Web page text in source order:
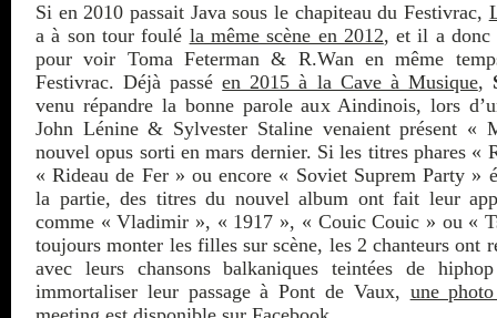
Si en 2010 passait Java sous le chapiteau du Festivrac,
a à son tour foulé la même scène en 2012, et il a donc
pour voir Toma Feterman & R.Wan en même
Festivrac. Déjà passéen 2015 à la Cave à Musique,
venu répandre la bonne parole aux Aindinois, lors
John Lénine & Sylvester Staline venaient présent «
nouvel opus sorti en mars dernier. Si les titres phares «
« Rideau de Fer » ou encore « Soviet Suprem Party »
la partie, des titres du nouvel album ont fait leur
comme « Vladimir », « 1917 », « Couic Couic » ou «
toujours monter les filles sur scène, les 2 chanteurs ont
avec leurs chansons balkaniques teintées de
immortaliser leur passage à Pont de Vaux, une